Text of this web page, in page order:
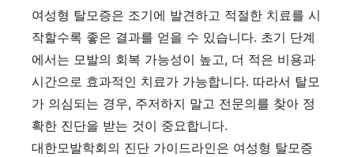
여성형 탈모증은 조기에 발견하고 적절한 치료를 시
작할수록 좋은 결과를 얻을 수 있습니다. 초기 단계
에서는 모발의 회복 가능성이 높고, 더 적은 비용과
시간으로 효과적인 치료가 가능합니다. 따라서 탈모
가 의심되는 경우, 주저하지 말고 전문의를 찾아 정
확한 진단을 받는 것이 중요합니다.
대한모발학회의 진단 가이드라인은 여성형 탈모증